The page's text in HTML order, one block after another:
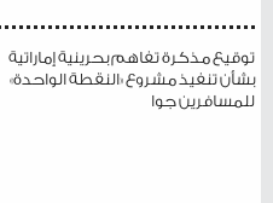
توقيع مذكرة تفاهم بحرينية إماراتية
بشأن تنفيذ مشروع «النقطة الواحدة»
للمسافرين جوا